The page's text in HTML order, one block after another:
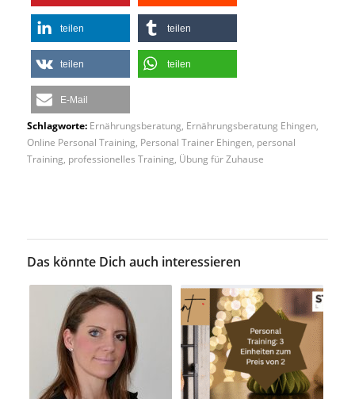
teilen teilen
teilen teilen
E-Mail
Schlagworte: Ernährungsberatung, Ernährungsberatung Ehingen,
Online Personal Training, Personal Trainer Ehingen, personal
Training, professionelles Training, Übung für Zuhause
Das könnte Dich auch interessieren